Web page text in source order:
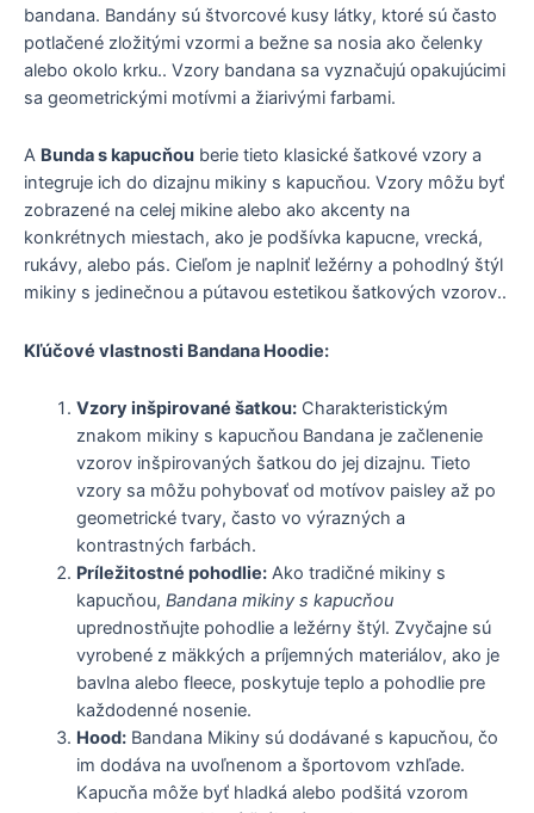
bandana. Bandány sú štvorcové kusy látky, ktoré sú často
potlačené zložitými vzormi a bežne sa nosia ako čelenky
alebo okolo krku.. Vzory bandana sa vyznačujú opakujúcimi
sa geometrickými motívmi a žiarivými farbami.
A Bunda s kapucňou berie tieto klasické šatkové vzory a
integruje ich do dizajnu mikiny s kapucňou. Vzory môžu byť
zobrazené na celej mikine alebo ako akcenty na
konkrétnych miestach, ako je podšívka kapucne, vrecká,
rukávy, alebo pás. Cieľom je naplniť ležérny a pohodlný štýl
mikiny s jedinečnou a pútavou estetikou šatkových vzorov..
Kľúčové vlastnosti Bandana Hoodie:
Vzory inšpirované šatkou:Charakteristickým
znakom mikiny s kapucňou Bandana je začlenenie
vzorov inšpirovaných šatkou do jej dizajnu. Tieto
vzory sa môžu pohybovať od motívov paisley až po
geometrické tvary, často vo výrazných a
kontrastných farbách.
Príležitostné pohodlie:Ako tradičné mikiny s
kapucňou, Bandana mikiny s kapucňou
uprednostňujte pohodlie a ležérny štýl. Zvyčajne sú
vyrobené z mäkkých a príjemných materiálov, ako je
bavlna alebo fleece, poskytuje teplo a pohodlie pre
každodenné nosenie.
Hood:Bandana Mikiny sú dodávané s kapucňou, čo
im dodáva na uvoľnenom a športovom vzhľade.
Kapucňa môže byť hladká alebo podšitá vzorom